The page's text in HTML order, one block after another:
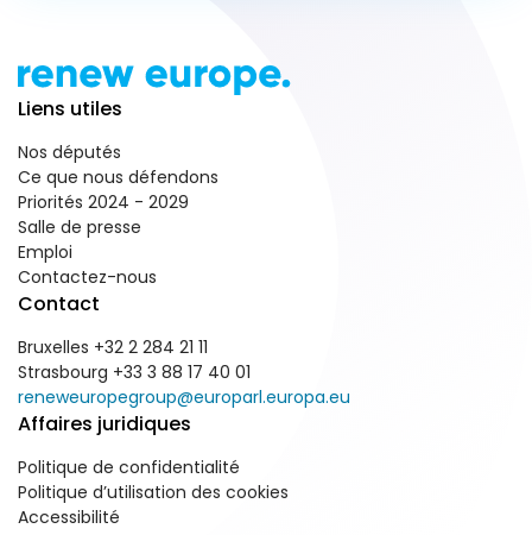
Liens utiles
Nos députés
Ce que nous défendons
Priorités 2024 - 2029
Salle de presse
Emploi
Contactez-nous
Contact
Bruxelles +32 2 284 21 11
Strasbourg +33 3 88 17 40 01
reneweuropegroup@europarl.europa.eu
Affaires juridiques
Politique de confidentialité
Politique d’utilisation des cookies
Accessibilité